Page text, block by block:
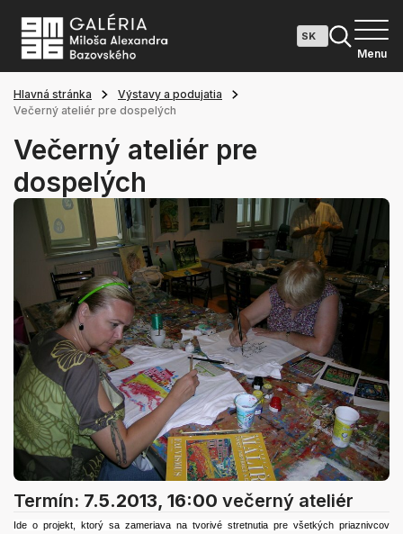
Menu
Hlavná stránka
Výstavy a podujatia
Večerný ateliér pre dospelých
Večerný ateliér pre
dospelých
Termín: 7.5.2013, 16:00 večerný ateliér
Ide o projekt, ktorý sa zameriava na tvorivé stretnutia pre všetkých priaznivcov